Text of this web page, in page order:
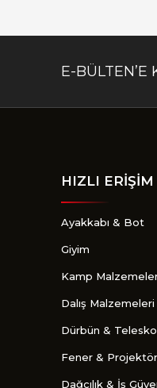
E-BÜLTEN’E
HIZLI ERİŞİM
Ayakkabı & Bot
Giyim
Kamp
Dalış Malzemeleri
Dürbün &
Fener & Projektör
Dağcılık & İş